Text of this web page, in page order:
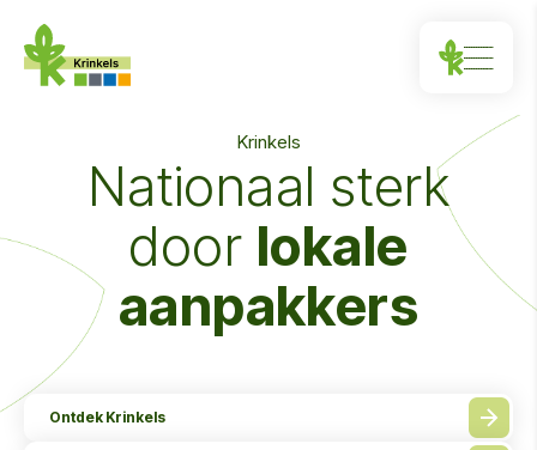
Krinkels
Nationaal sterk
door lokale
aanpakkers
Ontdek Krinkels